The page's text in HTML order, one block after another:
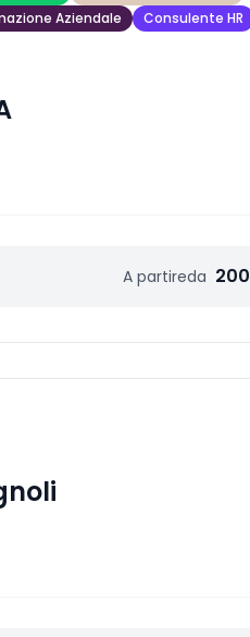
Aziendale
Consulente HR
A partireda 200